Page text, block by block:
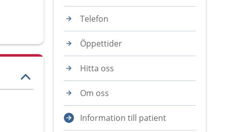
Telefon
Öppettider
Hitta oss
Om oss
Information till patient